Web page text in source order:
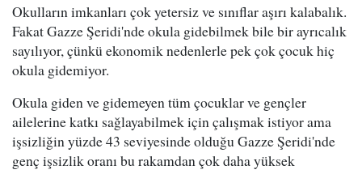
Okulların imkanları çok yetersiz ve sınıflar aşırı kalabalık.
Fakat Gazze Şeridi'nde okula gidebilmek bile bir ayrıcalık
sayılıyor, çünkü ekonomik nedenlerle pek çok çocuk hiç
okula gidemiyor.
Okula giden ve gidemeyen tüm çocuklar ve gençler
ailelerine katkı sağlayabilmek için çalışmak istiyor ama
işsizliğin yüzde 43 seviyesinde olduğu Gazze Şeridi'nde
genç işsizlik oranı bu rakamdan çok daha yüksek